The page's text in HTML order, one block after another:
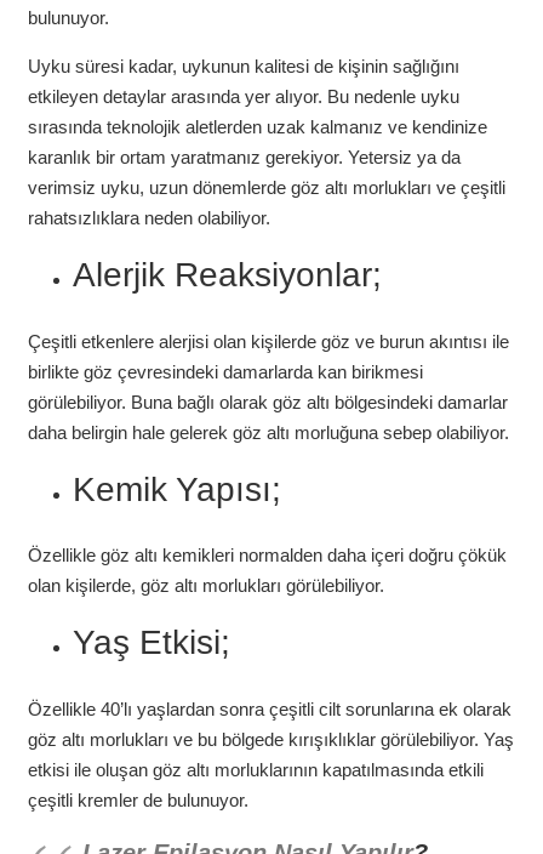
bulunuyor.
Uyku süresi kadar, uykunun kalitesi de kişinin sağlığını
etkileyen detaylar arasında yer alıyor. Bu nedenle uyku
sırasında teknolojik aletlerden uzak kalmanız ve kendinize
karanlık bir ortam yaratmanız gerekiyor. Yetersiz ya da
verimsiz uyku, uzun dönemlerde göz altı morlukları ve çeşitli
rahatsızlıklara neden olabiliyor.
Alerjik Reaksiyonlar;
Çeşitli etkenlere alerjisi olan kişilerde göz ve burun akıntısı ile
birlikte göz çevresindeki damarlarda kan birikmesi
görülebiliyor. Buna bağlı olarak göz altı bölgesindeki damarlar
daha belirgin hale gelerek göz altı morluğuna sebep olabiliyor.
Kemik Yapısı;
Özellikle göz altı kemikleri normalden daha içeri doğru çökük
olan kişilerde, göz altı morlukları görülebiliyor.
Yaş Etkisi;
Özellikle 40’lı yaşlardan sonra çeşitli cilt sorunlarına ek olarak
göz altı morlukları ve bu bölgede kırışıklıklar görülebiliyor. Yaş
etkisi ile oluşan göz altı morluklarının kapatılmasında etkili
çeşitli kremler de bulunuyor.